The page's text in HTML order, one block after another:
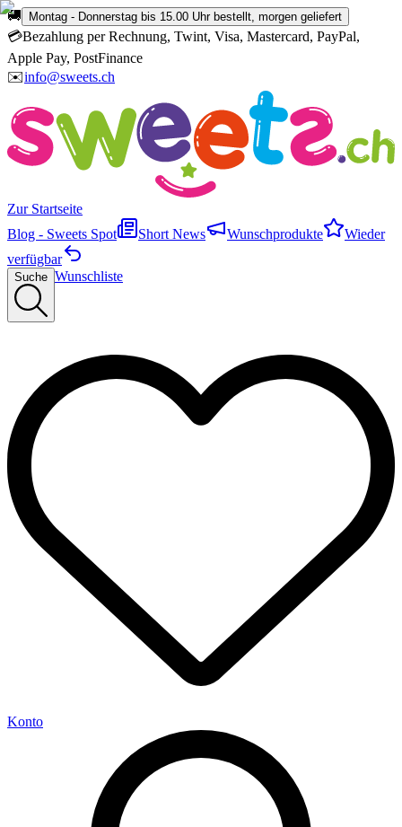
🚚 Montag - Donnerstag bis 15.00 Uhr bestellt, morgen geliefert
💳Bezahlung per Rechnung, Twint, Visa, Mastercard, PayPal,
Apple Pay, PostFinance
✉️info@sweets.ch
Zur Startseite
Blog - Sweets Spot
Short News Wunschprodukte
Wieder
verfügbar
Suche Wunschliste
Konto